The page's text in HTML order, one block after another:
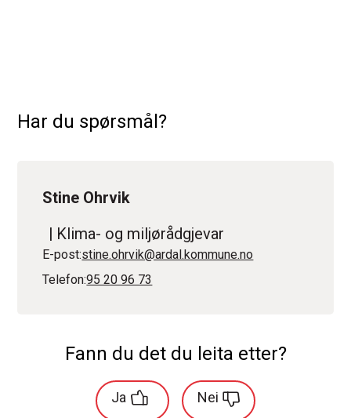
Har du spørsmål?
Stine Ohrvik
Klima- og miljørådgjevar
E-poststine.ohrvik@ardal.kommune.no
Telefon95 20 96 73
Fann du det du leita etter?
Ja Nei